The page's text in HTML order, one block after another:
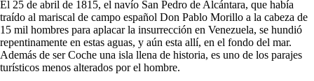
El 25 de abril de 1815, el navío San Pedro de Alcántara, que había
traído al mariscal de campo español Don Pablo Morillo a la cabeza de
15 mil hombres para aplacar la insurrección en Venezuela, se hundió
repentinamente en estas aguas, y aún esta allí, en el fondo del mar.
Además de ser Coche una isla llena de historia, es uno de los parajes
turísticos menos alterados por el hombre.